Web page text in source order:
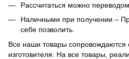
Рассчитаться можно
Наличными при получении –
себе позволить.
Все наши товары сопровождаются
изготовителя. На все товары,